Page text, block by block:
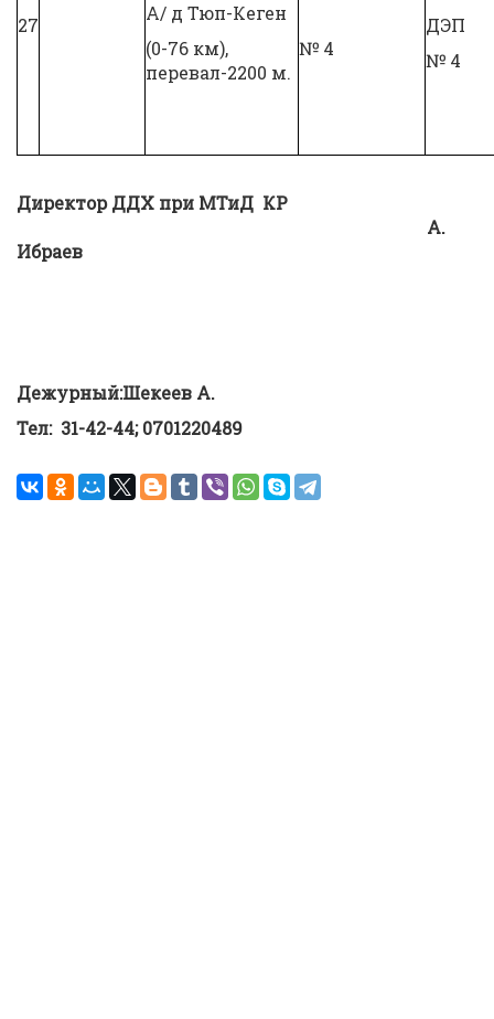
27
А/ д Тюп-Кеген
(0-76 км),
перевал-2200 м.
№ 4
ДЭП
№ 4
Директор ДДХ при МТиД КР
А.
Ибраев
Дежурный:Шекеев А.
Тел: 31-42-44; 0701220489